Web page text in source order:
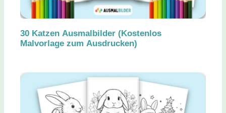
30 Katzen Ausmalbilder (Kostenlos
Malvorlage zum Ausdrucken)